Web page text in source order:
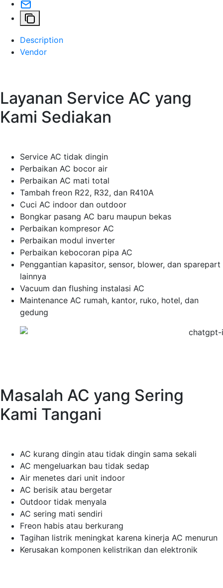
Description
Vendor
Layanan Service AC yang
Kami Sediakan
Service AC tidak dingin
Perbaikan AC bocor air
Perbaikan AC mati total
Tambah freon R22, R32, dan R410A
Cuci AC indoor dan outdoor
Bongkar pasang AC baru maupun bekas
Perbaikan kompresor AC
Perbaikan modul inverter
Perbaikan kebocoran pipa AC
Penggantian kapasitor, sensor, blower, dan sparepart
lainnya
Vacuum dan flushing instalasi AC
Maintenance AC rumah, kantor, ruko, hotel, dan
gedung
Masalah AC yang Sering
Kami Tangani
AC kurang dingin atau tidak dingin sama sekali
AC mengeluarkan bau tidak sedap
Air menetes dari unit indoor
AC berisik atau bergetar
Outdoor tidak menyala
AC sering mati sendiri
Freon habis atau berkurang
Tagihan listrik meningkat karena kinerja AC menurun
Kerusakan komponen kelistrikan dan elektronik